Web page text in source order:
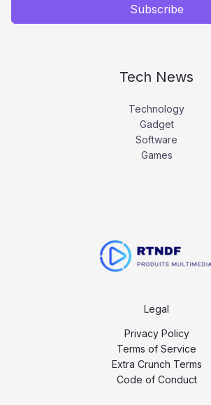
Subscribe
Tech News
Technology
Gadget
Software
Games
Legal
Privacy Policy
Terms of Service
Extra Crunch Terms
Code of Conduct